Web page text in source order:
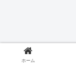
ホーム